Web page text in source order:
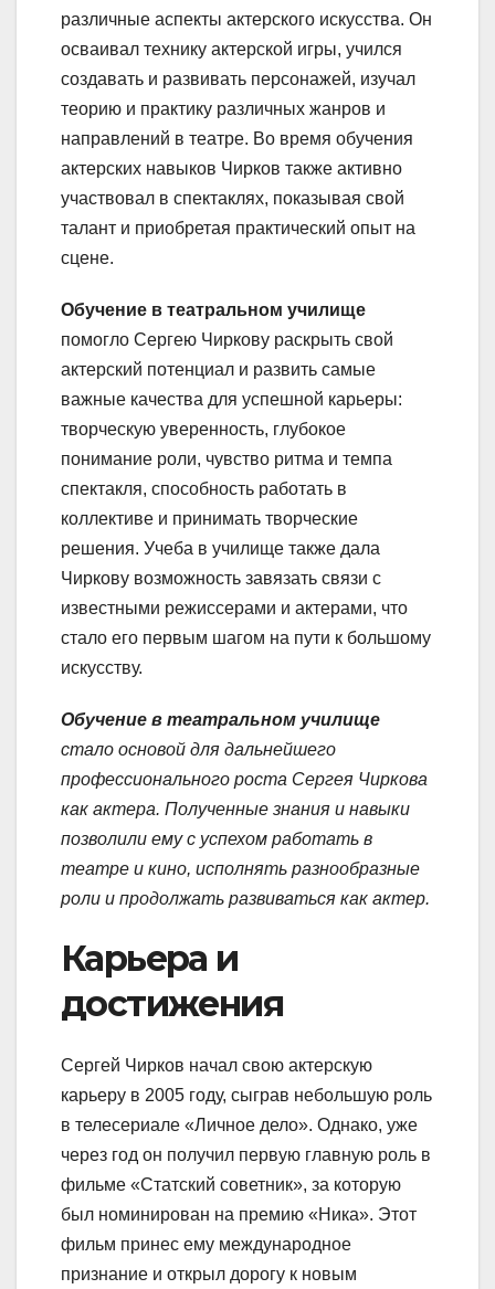
различные аспекты актерского искусства. Он
осваивал технику актерской игры, учился
создавать и развивать персонажей, изучал
теорию и практику различных жанров и
направлений в театре. Во время обучения
актерских навыков Чирков также активно
участвовал в спектаклях, показывая свой
талант и приобретая практический опыт на
сцене.
Обучение в театральном училище
помогло Сергею Чиркову раскрыть свой
актерский потенциал и развить самые
важные качества для успешной карьеры:
творческую уверенность, глубокое
понимание роли, чувство ритма и темпа
спектакля, способность работать в
коллективе и принимать творческие
решения. Учеба в училище также дала
Чиркову возможность завязать связи с
известными режиссерами и актерами, что
стало его первым шагом на пути к большому
искусству.
Обучение в театральном училище
стало основой для дальнейшего
профессионального роста Сергея Чиркова
как актера. Полученные знания и навыки
позволили ему с успехом работать в
театре и кино, исполнять разнообразные
роли и продолжать развиваться как актер.
Карьера и
достижения
Сергей Чирков начал свою актерскую
карьеру в 2005 году, сыграв небольшую роль
в телесериале «Личное дело». Однако, уже
через год он получил первую главную роль в
фильме «Статский советник», за которую
был номинирован на премию «Ника». Этот
фильм принес ему международное
признание и открыл дорогу к новым